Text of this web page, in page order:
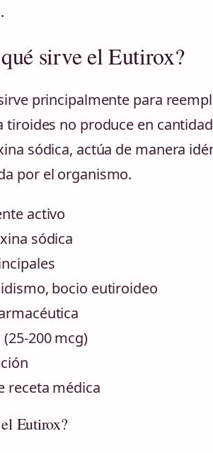
sirve el Eutirox?
principalmente para
tiroides no produce en
sódica, actúa de manera
por el organismo.
activo
sódica
bocio eutiroideo
(25-200 mcg)
receta médica
Eutirox?